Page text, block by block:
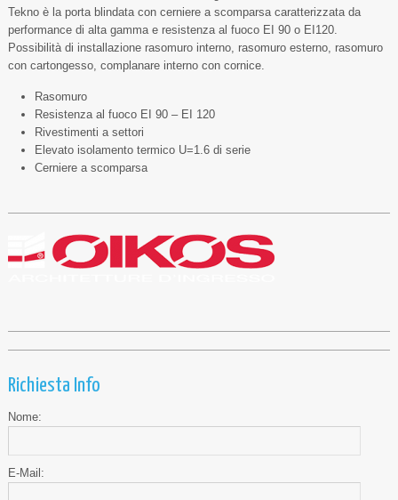
Tekno è la porta blindata con cerniere a scomparsa caratterizzata da
performance di alta gamma e resistenza al fuoco EI 90 o EI120.
Possibilità di installazione rasomuro interno, rasomuro esterno, rasomuro
con cartongesso, complanare interno con cornice.
Rasomuro
Resistenza al fuoco EI 90 – EI 120
Rivestimenti a settori
Elevato isolamento termico U=1.6 di serie
Cerniere a scomparsa
Richiesta Info
Nome:
E-Mail: